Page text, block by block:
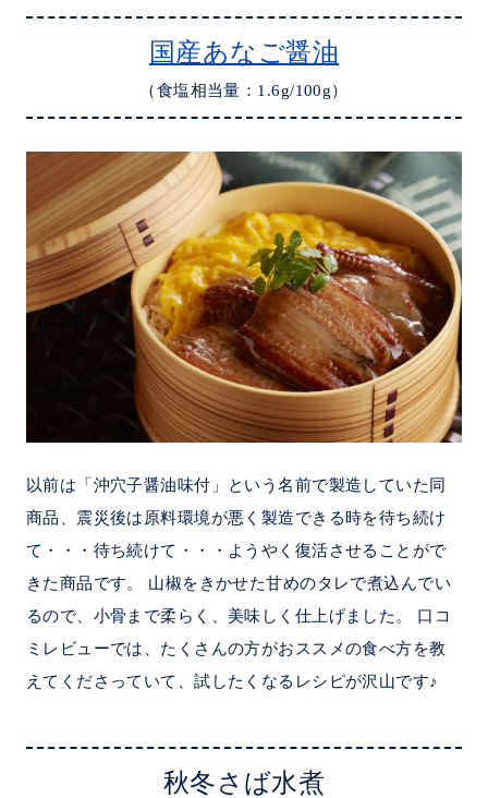
国産あなご醤油
（食塩相当量：1.6g/100g）
以前は「沖穴子醤油味付」という名前で製造していた同
商品、震災後は原料環境が悪く製造できる時を待ち続け
て・・・待ち続けて・・・ようやく復活させることがで
きた商品です。 山椒をきかせた甘めのタレで煮込んでい
るので、小骨まで柔らく、美味しく仕上げました。 口コ
ミレビューでは、たくさんの方がおススメの食べ方を教
えてくださっていて、試したくなるレシピが沢山です♪
秋冬さば水煮